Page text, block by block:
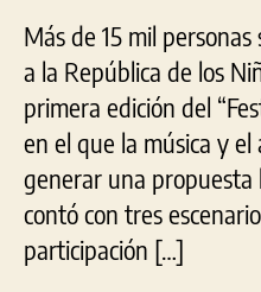
Más de 15 mil
a la República de los
primera edición del
en el que la música y
generar una
contó con tres
participación […]